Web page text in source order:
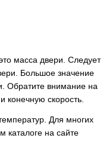
масса двери. Следует
Большое значение
Обратите внимание на
конечную скорость.
Для многих
каталоге на сайте